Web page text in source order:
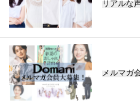
リアルな
メルマガ